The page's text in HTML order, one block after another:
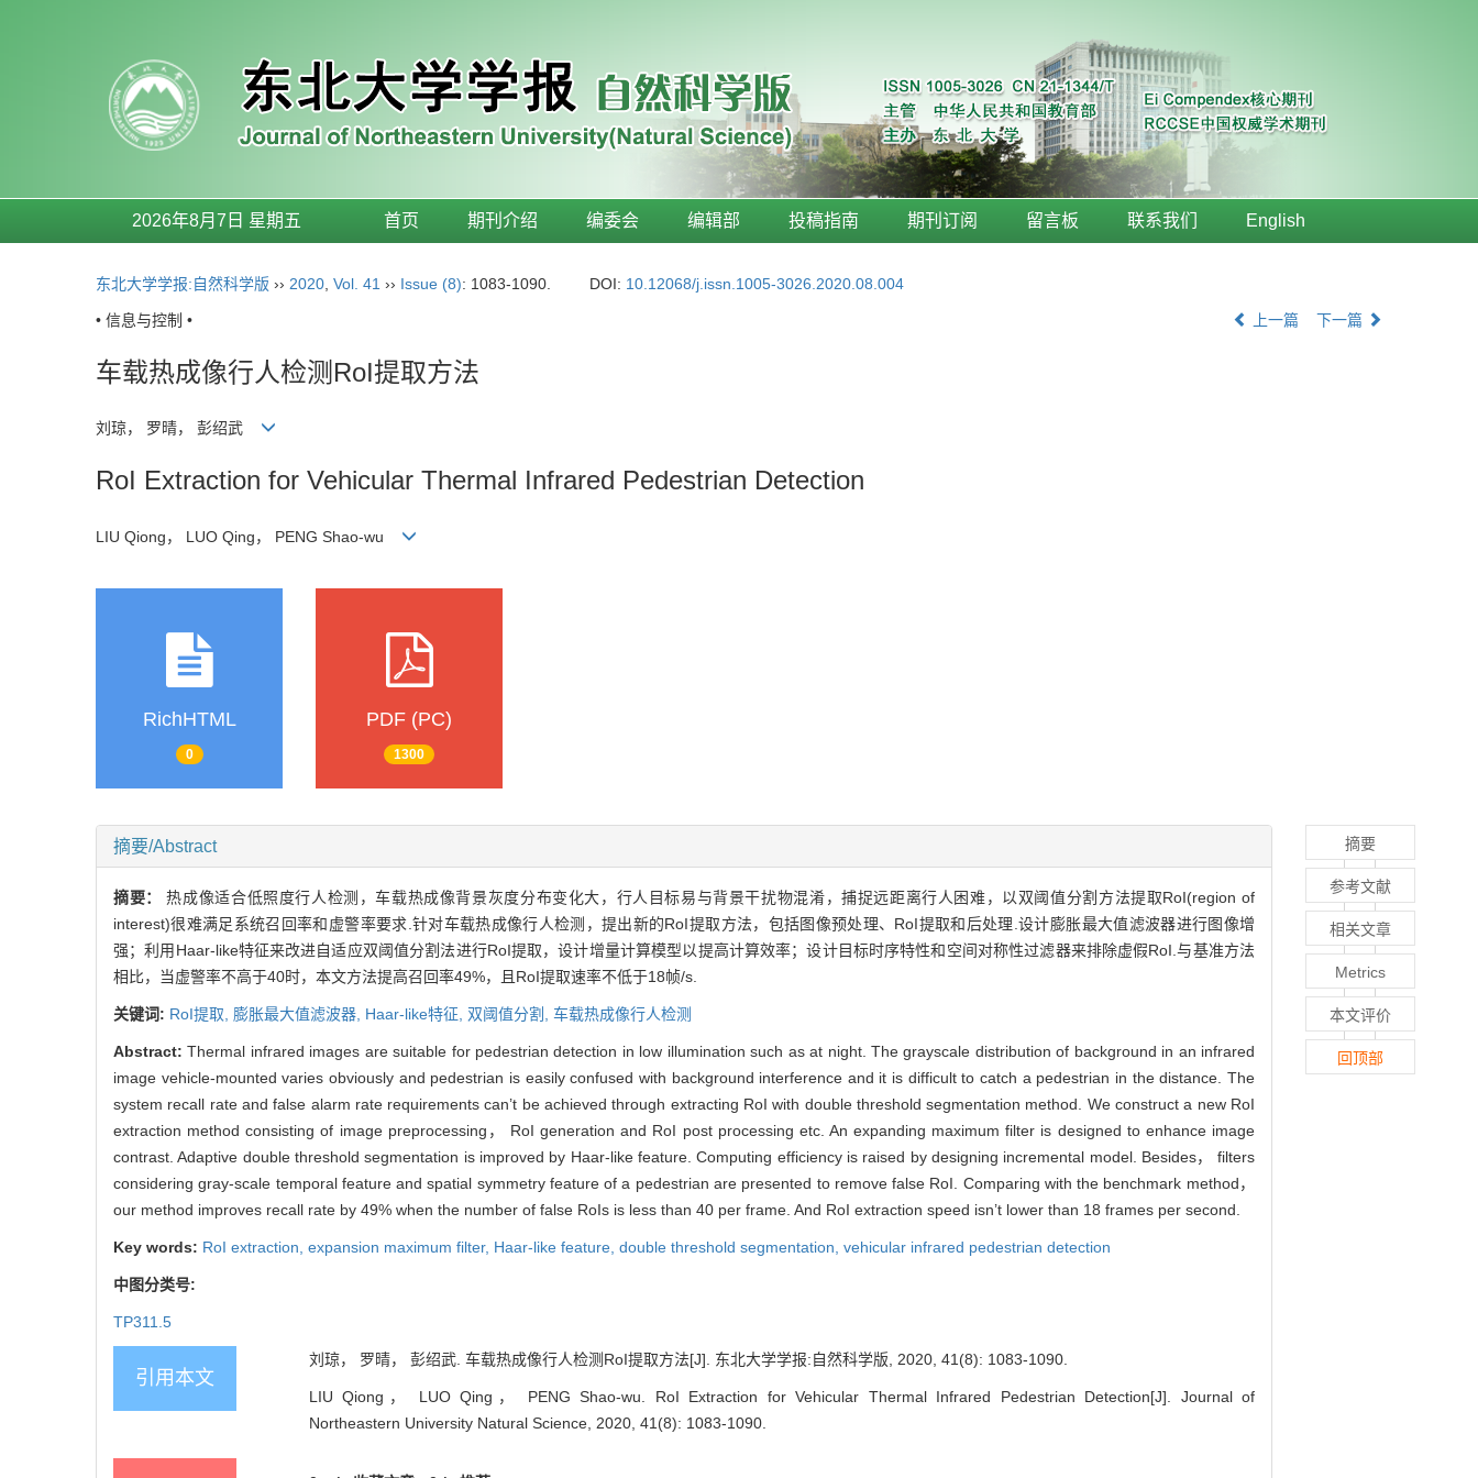
2026年8月7日 星期五 首页 期刊介绍 编委会 编辑部 投稿指南 期刊订阅 留言板 联系我们 English
东北大学学报:自然科学版 ›› 2020 Vol. 41 ›› Issue (8): 1083-1090. DOI: 10.12068/j.issn.1005-3026.2020.08.004
• 信息与控制 • 上一篇 下一篇
车载热成像行人检测RoI提取方法
刘琼， 罗晴， 彭绍武
RoI Extraction for Vehicular Thermal Infrared Pedestrian Detection
LIU Qiong， LUO Qing， PENG Shao-wu
RichHTML
0
PDF (PC)
1300
摘要/Abstract
摘要：热成像适合低照度行人检测，车载热成像背景灰度分布变化大，行人目标易与背景干扰物混淆，捕捉远距离行人困难，以双阈值分割方法提取RoI(region of
interest)很难满足系统召回率和虚警率要求.针对车载热成像行人检测，提出新的RoI提取方法，包括图像预处理、RoI提取和后处理.设计膨胀最大值滤波器进行图像增
强；利用Haar-like特征来改进自适应双阈值分割法进行RoI提取，设计增量计算模型以提高计算效率；设计目标时序特性和空间对称性过滤器来排除虚假RoI.与基准方法
相比，当虚警率不高于40时，本文方法提高召回率49%，且RoI提取速率不低于18帧/s.
关键词: RoI提取, 膨胀最大值滤波器, Haar-like特征, 双阈值分割, 车载热成像行人检测
Abstract:Thermal infrared images are suitable for pedestrian detection in low illumination such as at night. The grayscale distribution of background in an infrared
image vehicle-mounted varies obviously and pedestrian is easily confused with background interference and it is difficult to catch a pedestrian in the distance. The
system recall rate and false alarm rate requirements can’t be achieved through extracting RoI with double threshold segmentation method. We construct a new RoI
extraction method consisting of image preprocessing， RoI generation and RoI post processing etc. An expanding maximum filter is designed to enhance image
contrast. Adaptive double threshold segmentation is improved by Haar-like feature. Computing efficiency is raised by designing incremental model. Besides， filters
considering gray-scale temporal feature and spatial symmetry feature of a pedestrian are presented to remove false RoI. Comparing with the benchmark method，
our method improves recall rate by 49% when the number of false RoIs is less than 40 per frame. And RoI extraction speed isn’t lower than 18 frames per second.
Key words: RoI extraction, expansion maximum filter, Haar-like feature, double threshold segmentation, vehicular infrared pedestrian detection
中图分类号:
TP311.5
引用本文
刘琼， 罗晴， 彭绍武. 车载热成像行人检测RoI提取方法[J]. 东北大学学报:自然科学版, 2020, 41(8): 1083-1090.
LIU Qiong， LUO Qing， PENG Shao-wu. RoI Extraction for Vehicular Thermal Infrared Pedestrian Detection[J]. Journal of
Northeastern University Natural Science, 2020, 41(8): 1083-1090.
摘要
参考文献
相关文章
Metrics
本文评价
回顶部